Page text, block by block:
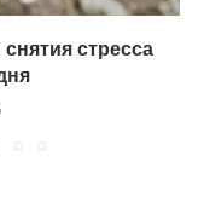
стресса